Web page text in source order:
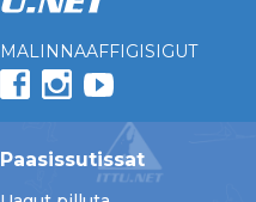
MALINNAAFFIGISIGUT
Paasissutissat